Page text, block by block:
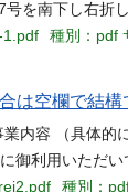
を南下し右折
1.pdf
種別：pdf
は空欄で結
内容 （具体
御利用いただ
種別：